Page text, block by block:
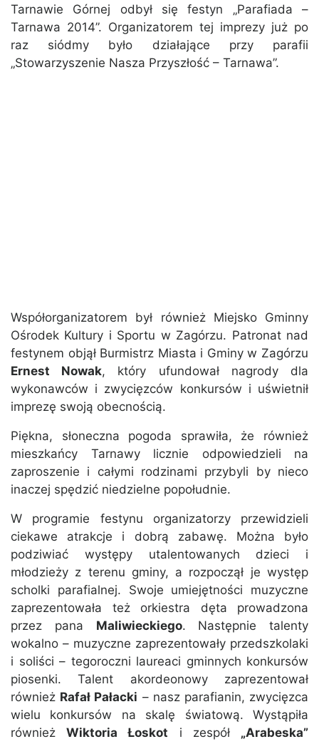
Tarnawie Górnej odbył się festyn „Parafiada –
Tarnawa 2014”. Organizatorem tej imprezy już po
raz siódmy było działające przy parafii
„Stowarzyszenie Nasza Przyszłość – Tarnawa”.
Współorganizatorem był również Miejsko Gminny
Ośrodek Kultury i Sportu w Zagórzu. Patronat nad
festynem objął Burmistrz Miasta i Gminy w Zagórzu
Ernest Nowak, który ufundował nagrody dla
wykonawców i zwycięzców konkursów i uświetnił
imprezę swoją obecnością.
Piękna, słoneczna pogoda sprawiła, że również
mieszkańcy Tarnawy licznie odpowiedzieli na
zaproszenie i całymi rodzinami przybyli by nieco
inaczej spędzić niedzielne popołudnie.
W programie festynu organizatorzy przewidzieli
ciekawe atrakcje i dobrą zabawę. Można było
podziwiać występy utalentowanych dzieci i
młodzieży z terenu gminy, a rozpoczął je występ
scholki parafialnej. Swoje umiejętności muzyczne
zaprezentowała też orkiestra dęta prowadzona
przez pana Maliwieckiego. Następnie talenty
wokalno – muzyczne zaprezentowały przedszkolaki
i soliści – tegoroczni laureaci gminnych konkursów
piosenki. Talent akordeonowy zaprezentował
również Rafał Pałacki – nasz parafianin, zwycięzca
wielu konkursów na skalę światową. Wystąpiła
równieżWiktoria Łoskot i zespół „Arabeska”